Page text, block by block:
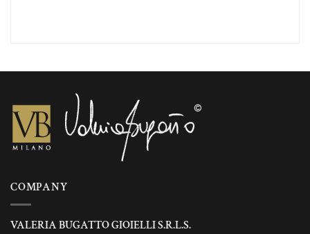
COMPANY
VALERIA BUGATTO GIOIELLI S.R.L.S.